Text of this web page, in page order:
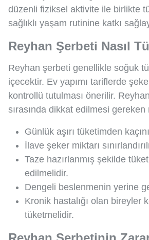
düzenli fiziksel aktivite ile birlikte
sağlıklı yaşam rutinine katkı
Reyhan Şerbeti Nasıl
Reyhan şerbeti genellikle soğuk
içecektir. Ev yapımı tariflerde
kontrollü tutulması önerilir.
sırasında dikkat edilmesi gereken
Günlük aşırı tüketimden
İlave şeker miktarı
Taze hazırlanmış şekilde
edilmelidir.
Dengeli beslenmenin yerine
Kronik hastalığı olan bireyler
tüketmelidir.